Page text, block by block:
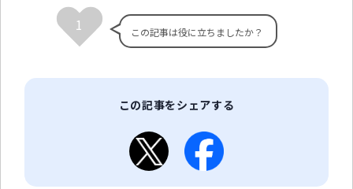
1
この記事をシェアする